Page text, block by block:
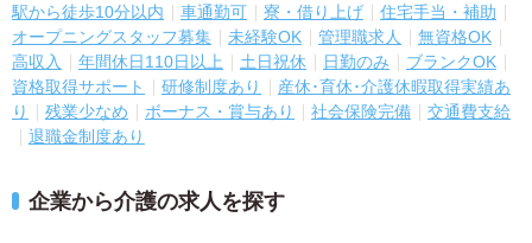
駅から徒歩10分以内 車通勤可 寮・借り上げ
住宅手当・補助
オープニングスタッフ募集
未経験OK 管理職求人
無資格OK
高収入
年間休日110日以上 土日祝休 日勤のみ
ブランクOK
資格取得サポート
研修制度あり
産休･育休･介護休暇取得実績あ
り
残業少なめ ボーナス・賞与あり 社会保険完備
交通費支給
退職金制度あり
企業から介護の求人を探す